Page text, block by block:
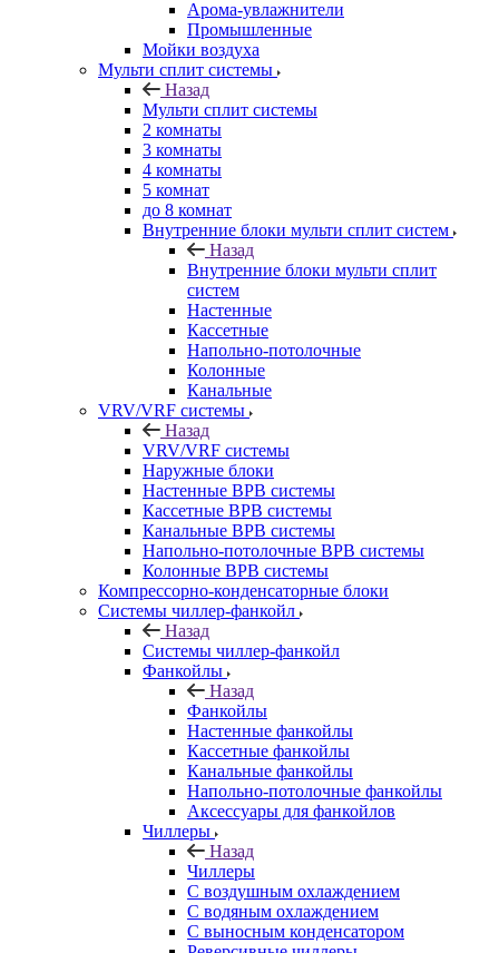
Арома-увлажнители
Промышленные
Мойки воздуха
Мульти сплит системы
Назад
Мульти сплит системы
2 комнаты
3 комнаты
4 комнаты
5 комнат
до 8 комнат
Внутренние блоки мульти сплит систем
Назад
Внутренние блоки мульти сплит
систем
Настенные
Кассетные
Напольно-потолочные
Колонные
Канальные
VRV/VRF системы
Назад
VRV/VRF системы
Наружные блоки
Настенные ВРВ системы
Кассетные ВРВ системы
Канальные ВРВ системы
Напольно-потолочные ВРВ системы
Колонные ВРВ системы
Компрессорно-конденсаторные блоки
Системы чиллер-фанкойл
Назад
Системы чиллер-фанкойл
Фанкойлы
Назад
Фанкойлы
Настенные фанкойлы
Кассетные фанкойлы
Канальные фанкойлы
Напольно-потолочные фанкойлы
Аксессуары для фанкойлов
Чиллеры
Назад
Чиллеры
С воздушным охлаждением
С водяным охлаждением
С выносным конденсатором